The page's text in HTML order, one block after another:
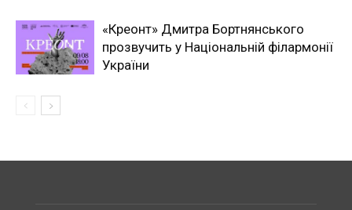
«Креонт» Дмитра Бортнянського
прозвучить у Національній філармонії
України